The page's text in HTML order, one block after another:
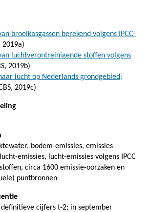
broeikasgassen berekend volgens IPCC-
2019a)
luchtverontreinigende stoffen volgens
2019b)
lucht op Nederlands grondgebied;
2019c)
bodem-emissies, emissies
emissies, lucht-emissies volgens IPCC
circa 1600 emissie-oorzaken en
puntbronnen
cijfers t-2; in september